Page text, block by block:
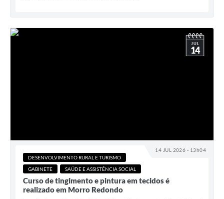
14 JUL 2026 - 13h04
JUL
14
DESENVOLVIMENTO RURAL E TURISMO
GABINETE
SAÚDE E ASSISTÊNCIA SOCIAL
Curso de tingimento e pintura em tecidos é
realizado em Morro Redondo